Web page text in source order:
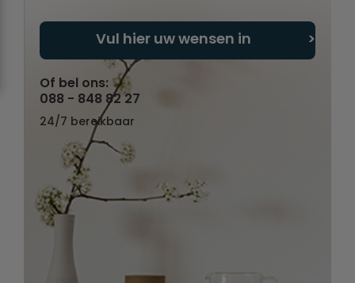
Vul hier uw wensen in
Of bel ons:
088 - 848 82 27
24/7 bereikbaar